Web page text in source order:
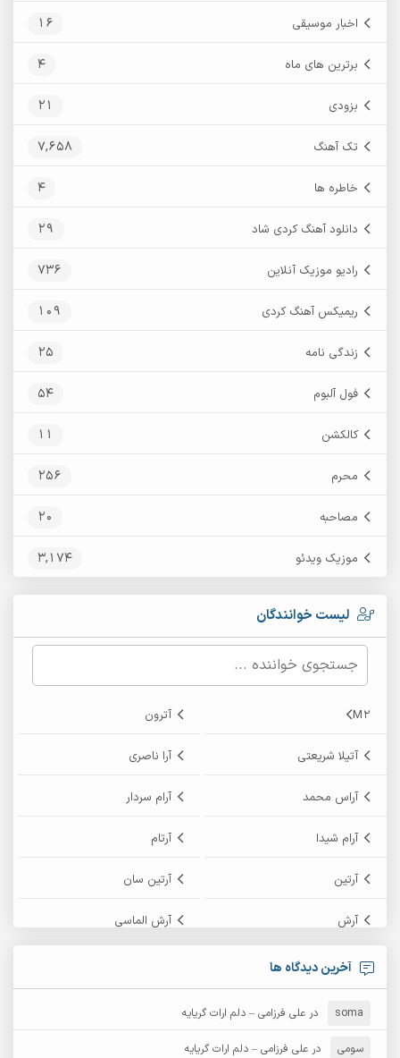
اخبار موسیقی 16
برترین های ماه 4
بزودی 21
تک آهنگ 7,658
خاطره ها 4
دانلود آهنگ کردی شاد 29
رادیو موزیک آنلاین 736
ریمیکس آهنگ کردی 109
زندگی نامه 25
فول آلبوم 54
کالکشن 11
محرم 256
مصاحبه 20
موزیک ویدئو 3,174
لیست خوانندگان
M2 آترون
آتیلا شریعتی آرا ناصری
آراس محمد آرام سردار
آرام شیدا آرتام
آرتین آرتین سان
آرش آرش الماسی
آرش امامی
آرش عثمان
آخرین دیدگاه ها
soma در علی فرزامی – دلم ارات گریایه
سومی در علی فرزامی – دلم ارات گریایه